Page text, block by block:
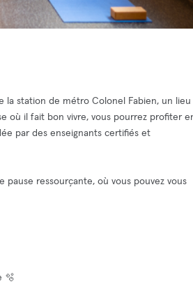
la station de métro Colonel Fabien, un lieu
où il fait bon vivre, vous pourrez profiter
par des enseignants certifiés et
ressourçante, où vous pouvez vous
🫧